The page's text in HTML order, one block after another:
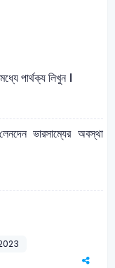
পার্থক্য লিখুন ।
ভারসাম্যের অবস্থা